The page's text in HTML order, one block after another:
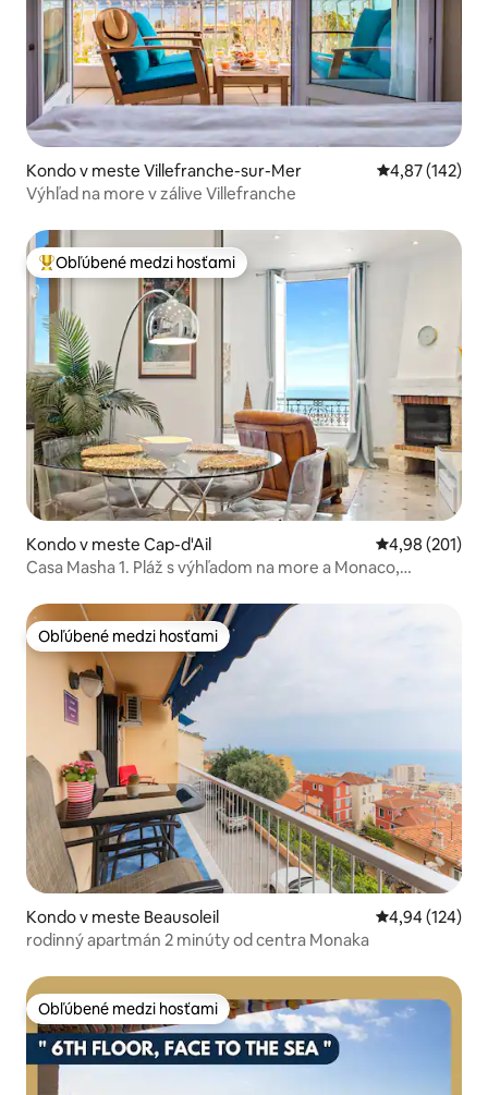
Kondo v meste Villefranche-sur-Mer Priemerné
4,87 (142)
Výhľad na more v zálive Villefranche
Najobľúbenejšie medzi hosťami
Obľúbené medzi hosťami
Kondo v meste Cap-d'Ail Priemerné
4,98 (201)
Casa Masha 1. Pláž s výhľadom na more a Monaco,
Obľúbené medzi hosťami
Obľúbené medzi hosťami
Kondo v meste Beausoleil Priemerné
4,94 (124)
rodinný apartmán 2 minúty od centra Monaka
Obľúbené medzi hosťami
Obľúbené medzi hosťami